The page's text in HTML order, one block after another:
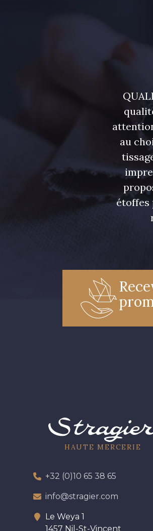
au
étoffes
HAUTE MERCERIE
+32 (0)10 65 38 65
info@stragier.com
Le Weya 1
1457 Nil-St-Vincent